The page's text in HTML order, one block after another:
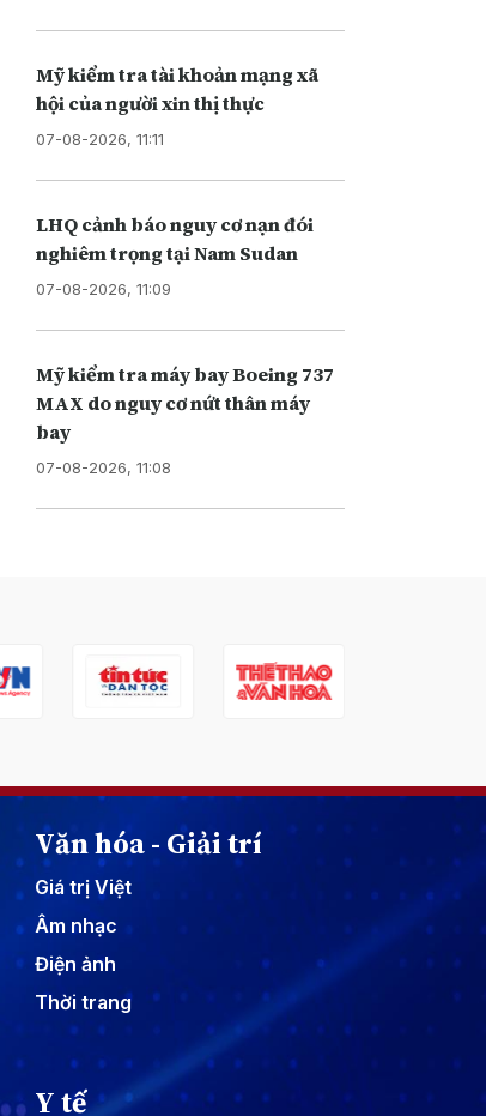
Mỹ kiểm tra tài khoản mạng xã
hội của người xin thị thực
07-08-2026, 11:11
LHQ cảnh báo nguy cơ nạn đói
nghiêm trọng tại Nam Sudan
07-08-2026, 11:09
Mỹ kiểm tra máy bay Boeing 737
MAX do nguy cơ nứt thân máy
bay
07-08-2026, 11:08
Văn hóa - Giải trí
Giá trị Việt
Âm nhạc
Điện ảnh
Thời trang
Y tế